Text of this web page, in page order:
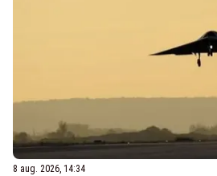
8 aug. 2026, 14:34